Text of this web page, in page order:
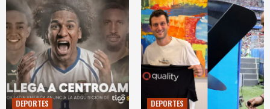
DEPORTES DEPORTES